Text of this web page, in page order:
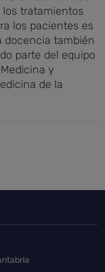
tratamientos
los pacientes es
docencia también
parte del equipo
y
de la